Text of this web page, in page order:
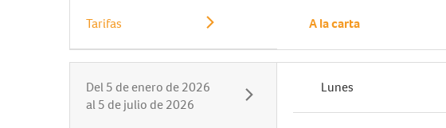
Tarifas A la carta
Del5 de enero de 2026
al5 de julio de 2026
Lunes